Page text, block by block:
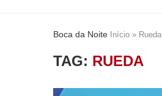
Boca da Noite Início » Rueda
TAG: RUEDA